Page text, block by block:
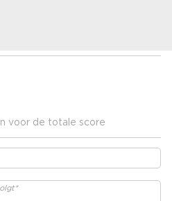
voor de totale score